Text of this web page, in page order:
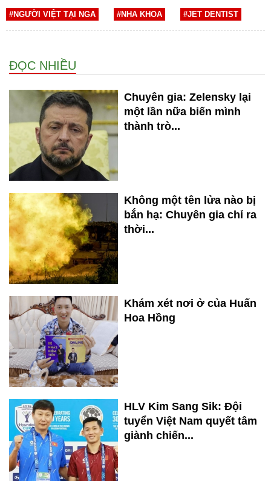
#NGƯỜI VIỆT TẠI NGA #NHA KHOA #JET DENTIST
ĐỌC NHIỀU
Chuyên gia: Zelensky lại
một lần nữa biến mình
thành trò...
Không một tên lửa nào bị
bắn hạ: Chuyên gia chỉ ra
thời...
Khám xét nơi ở của Huấn
Hoa Hồng
HLV Kim Sang Sik: Đội
tuyển Việt Nam quyết tâm
giành chiến...